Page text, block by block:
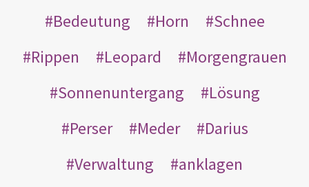
Bedeutung
Horn
Schnee
Rippen
Leopard
Morgengrauen
Sonnenuntergang
Lösung
Perser
Meder
Darius
Verwaltung
anklagen